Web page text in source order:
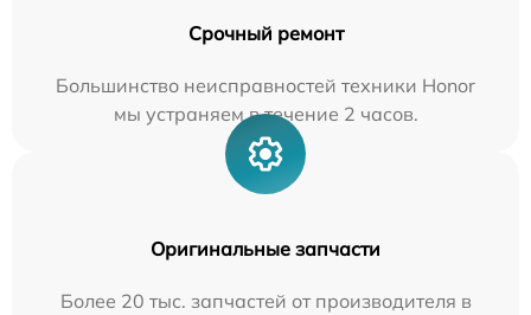
Срочный ремонт
Большинство неисправностей техники Honor
мы устраняем в течение 2 часов.
Оригинальные запчасти
Более 20 тыс. запчастей от производителя в